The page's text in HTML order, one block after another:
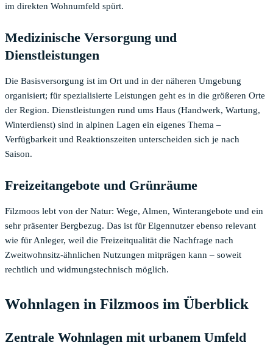
im direkten Wohnumfeld spürt.
Medizinische Versorgung und
Dienstleistungen
Die Basisversorgung ist im Ort und in der näheren Umgebung
organisiert; für spezialisierte Leistungen geht es in die größeren Orte
der Region. Dienstleistungen rund ums Haus (Handwerk, Wartung,
Winterdienst) sind in alpinen Lagen ein eigenes Thema –
Verfügbarkeit und Reaktionszeiten unterscheiden sich je nach
Saison.
Freizeitangebote und Grünräume
Filzmoos lebt von der Natur: Wege, Almen, Winterangebote und ein
sehr präsenter Bergbezug. Das ist für Eigennutzer ebenso relevant
wie für Anleger, weil die Freizeitqualität die Nachfrage nach
Zweitwohnsitz-ähnlichen Nutzungen mitprägen kann – soweit
rechtlich und widmungstechnisch möglich.
Wohnlagen in Filzmoos im Überblick
Zentrale Wohnlagen mit urbanem Umfeld